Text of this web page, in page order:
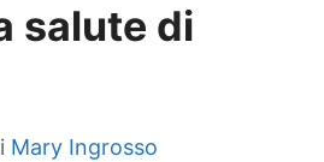
salute di
Mary Ingrosso